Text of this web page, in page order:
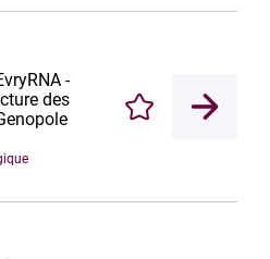
-
des
Enregistrer